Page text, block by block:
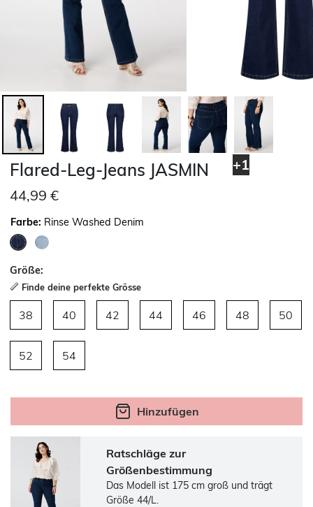
+1
Flared-Leg-Jeans JASMIN
44,99 €
Farbe: Rinse Washed Denim
Größe:
Finde deine perfekte Grösse
38 40 42 44 46 48 50
52 54
Hinzufügen
Ratschläge zur
Größenbestimmung
Das Modell ist 175 cm groß und trägt
Größe 44/L.